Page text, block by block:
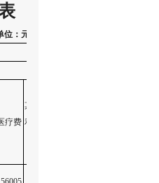
位：元
疗费
其他福
利性支